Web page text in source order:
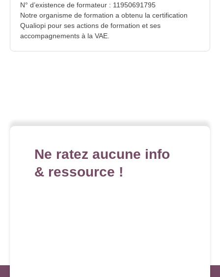
N° d’existence de formateur : 11950691795
Notre organisme de formation a obtenu la certification
Qualiopi pour ses actions de formation et ses
accompagnements à la VAE.
Ne ratez aucune info
& ressource !